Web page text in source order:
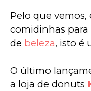
Pelo que vemos,
comidinhas para
de beleza, isto é
O último
a loja de donuts